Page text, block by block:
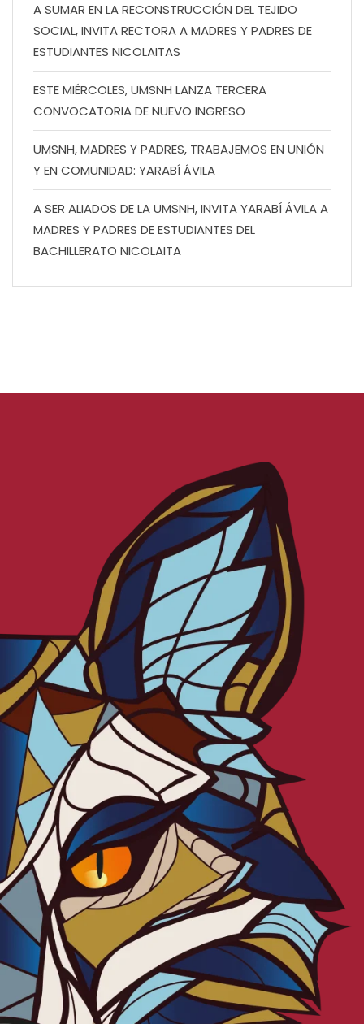
A SUMAR EN LA RECONSTRUCCIÓN DEL TEJIDO
SOCIAL, INVITA RECTORA A MADRES Y PADRES DE
ESTUDIANTES NICOLAITAS
ESTE MIÉRCOLES, UMSNH LANZA TERCERA
CONVOCATORIA DE NUEVO INGRESO
UMSNH, MADRES Y PADRES, TRABAJEMOS EN UNIÓN
Y EN COMUNIDAD: YARABÍ ÁVILA
A SER ALIADOS DE LA UMSNH, INVITA YARABÍ ÁVILA A
MADRES Y PADRES DE ESTUDIANTES DEL
BACHILLERATO NICOLAITA